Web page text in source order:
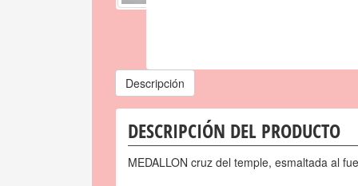
Descripción
DESCRIPCIÓN DEL PRODUCTO
MEDALLON cruz del temple, esmaltada al